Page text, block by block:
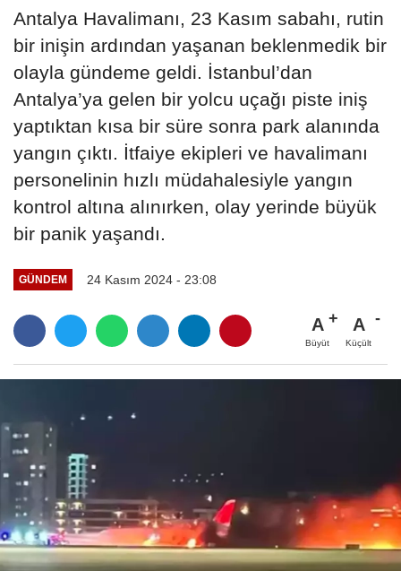
Antalya Havalimanı, 23 Kasım sabahı, rutin
bir inişin ardından yaşanan beklenmedik bir
olayla gündeme geldi. İstanbul’dan
Antalya’ya gelen bir yolcu uçağı piste iniş
yaptıktan kısa bir süre sonra park alanında
yangın çıktı. İtfaiye ekipleri ve havalimanı
personelinin hızlı müdahalesiyle yangın
kontrol altına alınırken, olay yerinde büyük
bir panik yaşandı.
GÜNDEM 24 Kasım 2024 - 23:08
A
Büyüt
A
Küçült